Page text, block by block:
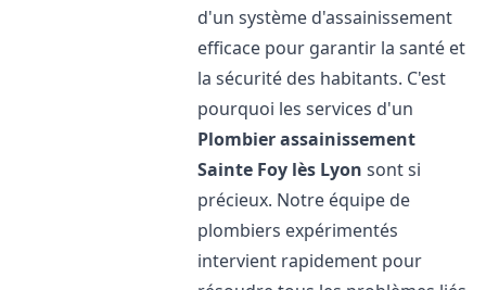
d'un système d'assainissement
efficace pour garantir la santé et
la sécurité des habitants. C'est
pourquoi les services d'un
Plombier assainissement
Sainte Foy lès Lyon sont si
précieux. Notre équipe de
plombiers expérimentés
intervient rapidement pour